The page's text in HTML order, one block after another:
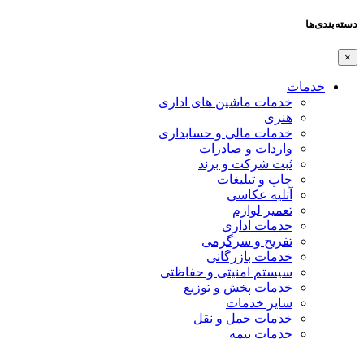
دسته‌بندی‌ها
×
خدمات
خدمات ماشین های اداری
هنری
خدمات مالی و حسابداری
واردات و صادرات
ثبت شرکت و برند
چاپ و تبلیغات
آتلیه عکاسی
تعمیر لوازم
خدمات اداری
تفریح و سرگرمی
خدمات بازرگانی
سیستم امنیتی و حفاظتی
خدمات پخش و توزیع
سایر خدمات
خدمات حمل و نقل
خدمات بیمه